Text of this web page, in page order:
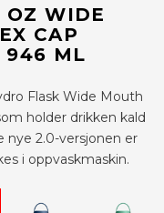
OZ WIDE
CAP
946 ML
Flask Wide Mouth
holder drikken kald
2.0-versjonen er
i oppvaskmaskin.